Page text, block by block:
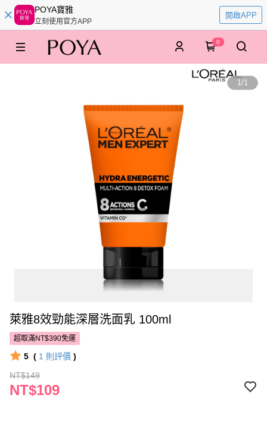
POYA寶雅
立刻使用官方APP
開啟APP
0
1/1
萊雅8效勁能深層洗面乳 100ml
超取滿NT$390免運
5 ( 1 則評價 )
NT$149
NT$109